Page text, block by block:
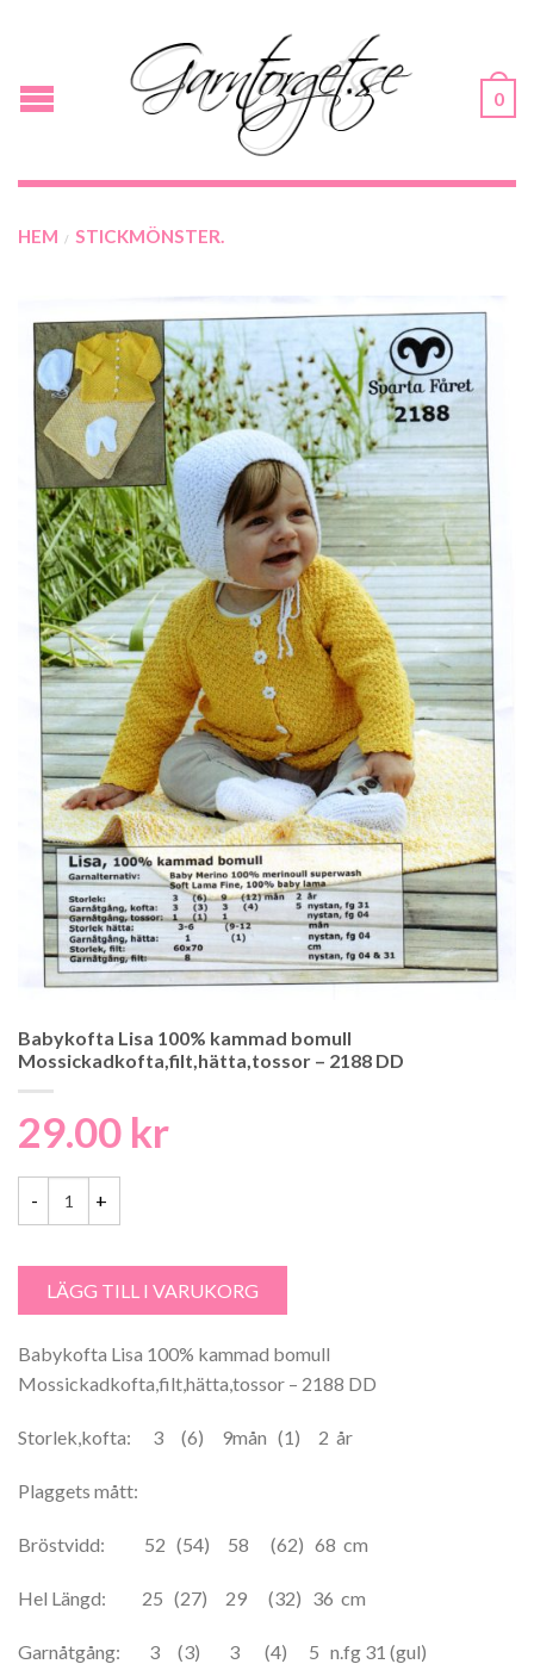
0
HEM / STICKMÖNSTER.
Babykofta Lisa 100% kammad bomull
Mossickadkofta,filt,hätta,tossor – 2188 DD
29.00 kr
LÄGG TILL I VARUKORG
Babykofta Lisa 100% kammad bomull
Mossickadkofta,filt,hätta,tossor – 2188 DD
Storlek,kofta: 3 (6) 9mån (1) 2 år
Plaggets mått:
Bröstvidd: 52 (54) 58 (62) 68 cm
Hel Längd: 25 (27) 29 (32) 36 cm
Garnåtgång: 3 (3) 3 (4) 5 n.fg 31 (gul)